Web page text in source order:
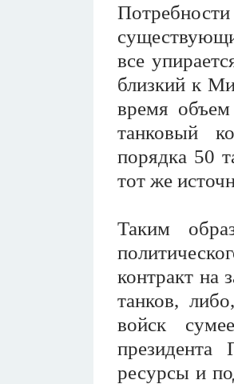
все
близкий к
время объем
танковый
порядка 50
тот же
Таким
контракт на
танков,
войск
президента
ресурсы и